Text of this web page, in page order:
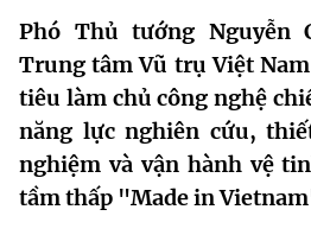
Chức năng nhiệm vụ
Cơ cấu tổ chức
Lịch sử phát triển
Sở Khoa học và Công nghệ
Tin tức sự kiện
Khoa học và Công nghệ
Đổi mới sáng tạo
Chuyển đổi số
Dịch vụ công
Hệ thống văn bản
Văn bản QPPL
MST IOFFICE
Phó Thủ tướng Nguyễn
Trung tâm Vũ trụ Việt
tiêu làm chủ công nghệ
năng lực nghiên cứu,
nghiệm và vận hành vệ
tầm thấp "Made in